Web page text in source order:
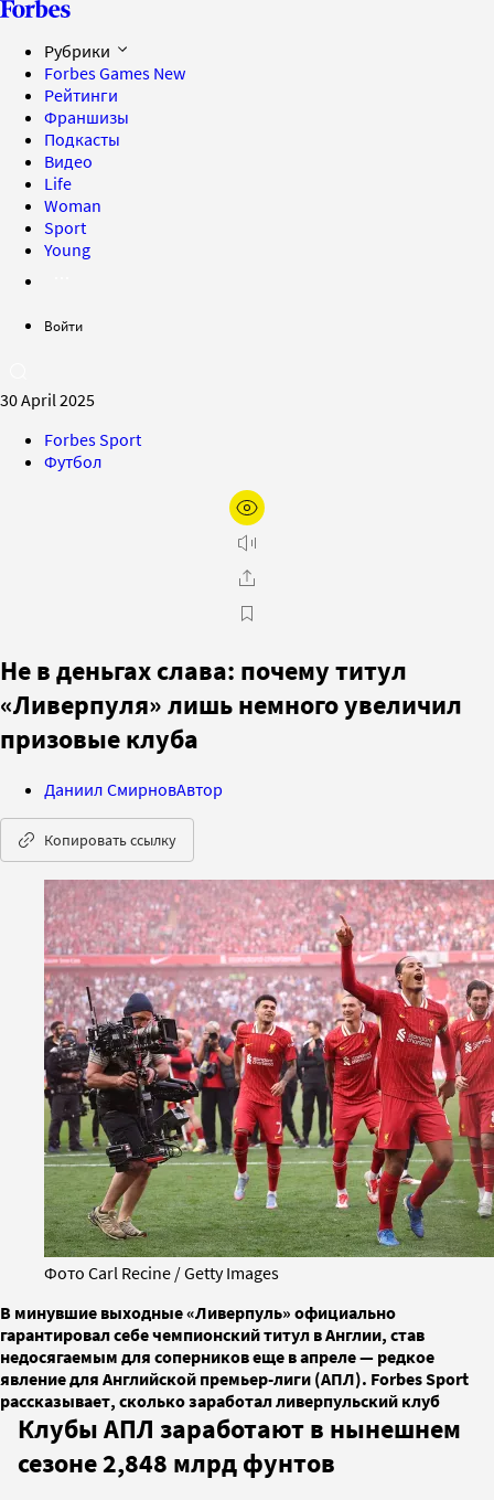
Рубрики
Forbes Games New
Рейтинги
Франшизы
Подкасты
Видео
Life
Woman
Sport
Young
Войти
30 April 2025
Forbes Sport
Футбол
Не в деньгах слава: почему титул
«Ливерпуля» лишь немного увеличил
призовые клуба
Даниил СмирновАвтор
Копировать ссылку
Фото Carl Recine / Getty Images
В минувшие выходные «Ливерпуль» официально
гарантировал себе чемпионский титул в Англии, став
недосягаемым для соперников еще в апреле — редкое
явление для Английской премьер-лиги (АПЛ). Forbes Sport
рассказывает, сколько заработал ливерпульский клуб
Клубы АПЛ заработают в нынешнем
сезоне 2,848 млрд фунтов